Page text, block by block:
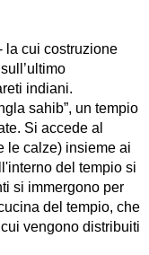
la cui costruzione
indiani.
sahib”, un tempio
Si accede al
le calze) insieme ai
del tempio si
si immergono per
del tempio, che
vengono distribuiti